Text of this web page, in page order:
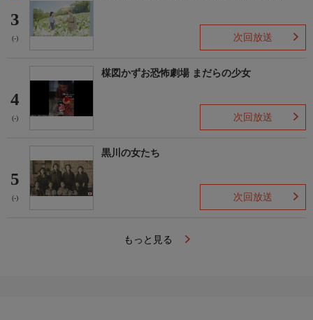
3
(-) 次回放送
4
(-)
楳図かずお恐怖劇場 まだらの少女
次回放送
5
(-)
黒川の女たち
次回放送
もっと見る